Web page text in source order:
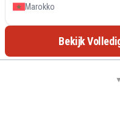
Marokko
Bekijk